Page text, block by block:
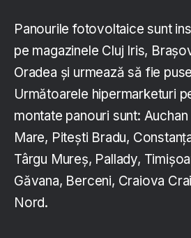
Panourile fotovoltaice sunt
pe magazinele Cluj Iris,
Oradea și urmează să fie
Următoarele hipermarketuri
montate panouri sunt:
Mare, Pitești Bradu,
Târgu Mureș, Pallady,
Găvana, Berceni, Craiova
Nord.